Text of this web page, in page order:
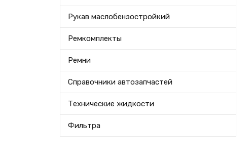
Рукав маслобензостройкий
Ремкомплекты
Ремни
Справочники автозапчастей
Технические жидкости
Фильтра